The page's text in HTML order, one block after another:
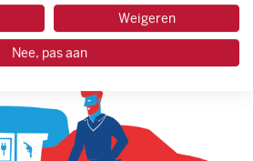
Weigeren
Nee, pas aan